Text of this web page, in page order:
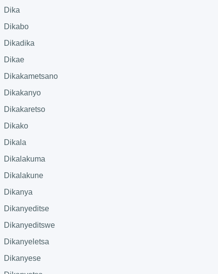
Dika
Dikabo
Dikadika
Dikae
Dikakametsano
Dikakanyo
Dikakaretso
Dikako
Dikala
Dikalakuma
Dikalakune
Dikanya
Dikanyeditse
Dikanyeditswe
Dikanyeletsa
Dikanyese